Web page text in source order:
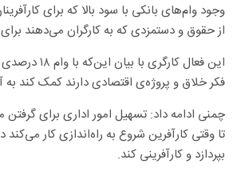
وجود وام‌های بانکی با سود بالا که برای
از حقوق و دستمزدی که به کارگران می‌دهند برای
این فعال
فکر خلاق و پروژه‌ی اقتصادی دارند کمک کند
چمنی ادامه داد: تسهیل امور اداری برای
تا وقتی کارآفرین شروع به راه‌اندازی کار
بپردازد و کارآفرینی کند.